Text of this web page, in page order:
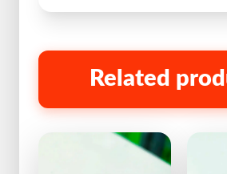
Related